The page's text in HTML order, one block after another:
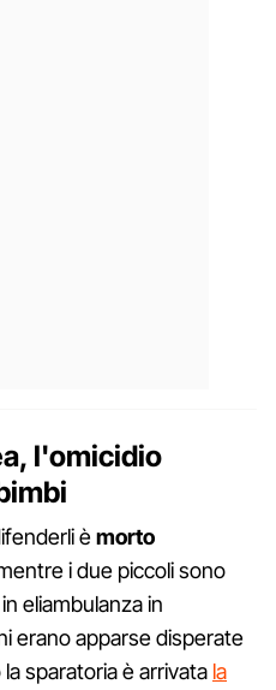
l'omicidio
èmorto
i due piccoli sono
eliambulanza in
erano apparse disperate
sparatoria è arrivata la